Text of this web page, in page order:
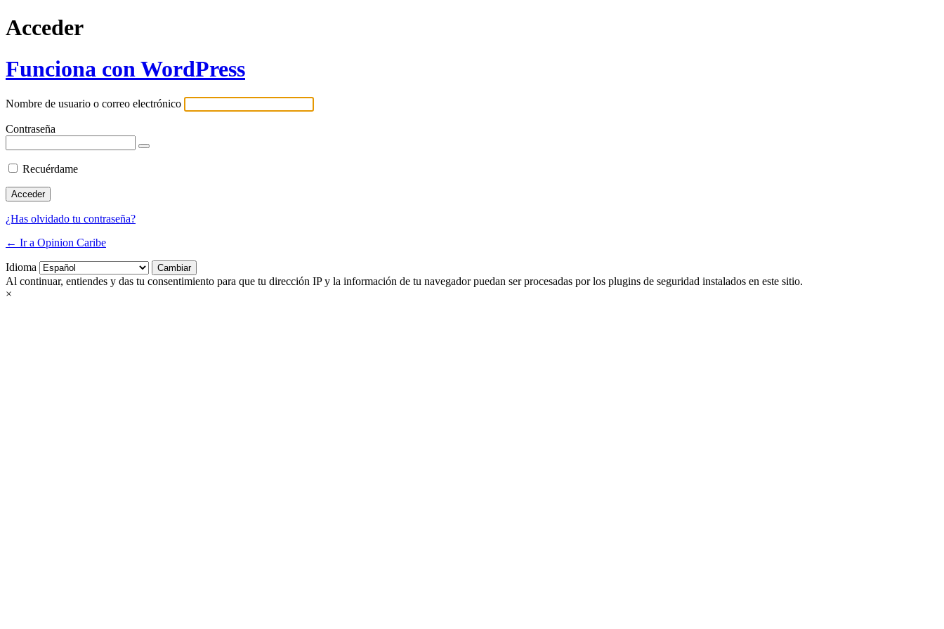
Acceder
Funciona con WordPress
Nombre de usuario o correo electrónico
Contraseña
Recuérdame
¿Has olvidado tu contraseña?
← Ir a Opinion Caribe
Idioma
Al continuar, entiendes y das tu consentimiento para que tu dirección IP y la información de tu navegador puedan ser procesadas por los plugins de seguridad instalados en este sitio.
×